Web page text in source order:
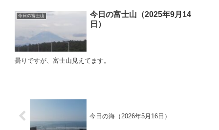
今日の富士山
今日の富士山（2025年9月14
日）
曇りですが、富士山見えてます。
今日の海（2026年5月16日）